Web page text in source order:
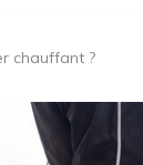
chauffant ?